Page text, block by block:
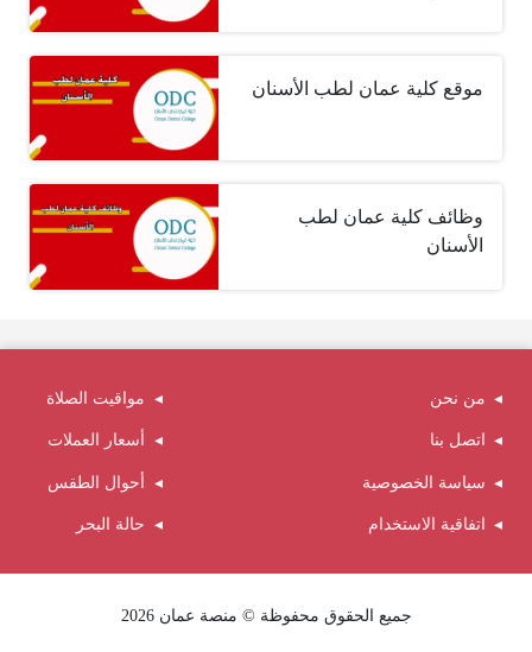
موقع كلية عمان لطب الأسنان
وظائف كلية عمان لطب
الأسنان
من نحن
اتصل بنا
سياسة الخصوصية
اتفاقية الاستخدام
مواقيت الصلاة
أسعار العملات
أحوال الطقس
حالة البحر
جميع الحقوق محفوظة © منصة عمان 2026